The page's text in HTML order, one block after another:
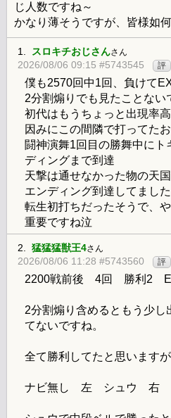
じ人数ですね～
かなり薄そうですが、皆様如
1. スロキチおじさんさん
2026/08/06 09:15 #5743545 評
僕も2570回中1回、負けて
2分割煽りでも見たことない
初代はもうちょっと出現率
因みにこの間隣で打ってた
闘神演舞1回目の勝舞中に
ディングまで到達
天撃は通せなかった物の天
エンディング到達してまし
転生初打ちだったそうで、
重要ですね泣
2. 猛猛猛獣王4さん
2026/08/06 11:28 #5743560 評
2200戦前後 4回 勝利2
2分割煽り含めるともう少し
てないですね。
全て勝利してたと思います
ナビ無し 左 シュウ 右